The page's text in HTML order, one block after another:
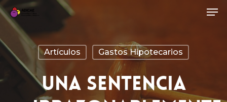
Artículos Gastos Hipotecarios
Una Sentencia